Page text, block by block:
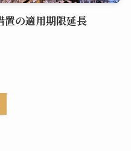
置の適用期限延長